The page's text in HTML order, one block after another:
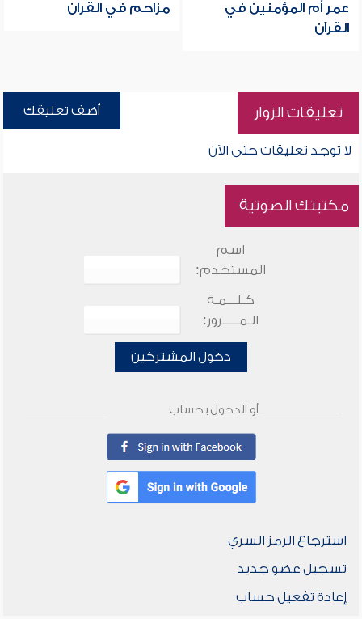
عمر أم المؤمنين في
القرآن
مزاحم في القرآن
تعليقات الزوار أضف تعليقك
لا توجد تعليقات حتى الآن
مكتبتك الصوتية
اسم
المستخدم:
كـلـــمـة
الـمـــــرور:
دخول المشتركين
أو الدخول بحساب
استرجاع الرمز السري
تسجيل عضو جديد
إعادة تفعيل حساب